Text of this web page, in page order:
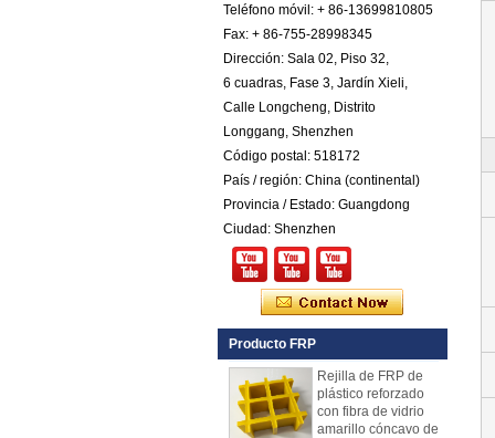
Teléfono móvil: + 86-13699810805
Fax: + 86-755-28998345
Dirección: Sala 02, Piso 32,
6 cuadras, Fase 3, Jardín Xieli,
Calle Longcheng, Distrito
Longgang, Shenzhen
Código postal: 518172
País / región: China (continental)
Provincia / Estado: Guangdong
Ciudad: Shenzhen
Producto FRP
Hoja Pebbled FRP
de plástico
reforzado con fibra
de vidrio COTA de
color
Comstom Thickness
White Black RV
Exterior con
aislamiento GRP
FRP Paneles en
venta
Panel compuesto
reforzado con fibra
de vidrio FRP PU
de espuma de
plástico para
remolques
Rejilla de FRP de
plástico reforzado
con fibra de vidrio
amarillo cóncavo de
25 mm de grosor